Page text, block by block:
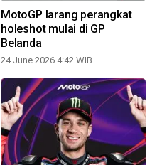
MotoGP larang perangkat
holeshot mulai di GP
Belanda
24 June 2026 4:42 WIB